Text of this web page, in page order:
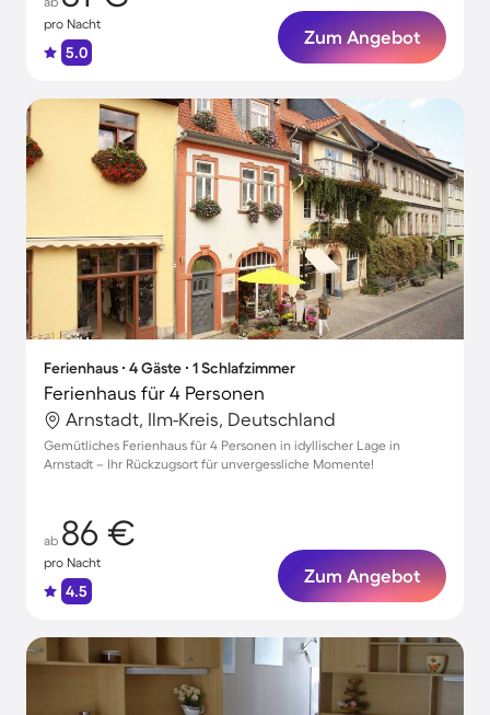
pro Nacht
5.0
Zum Angebot
Ferienhaus ∙ 4 Gäste ∙ 1 Schlafzimmer
Ferienhaus für 4 Personen
Arnstadt, Ilm-Kreis, Deutschland
Gemütliches Ferienhaus für 4 Personen in idyllischer Lage in
Arnstadt – Ihr Rückzugsort für unvergessliche Momente!
ab 86 €
pro Nacht
4.5
Zum Angebot